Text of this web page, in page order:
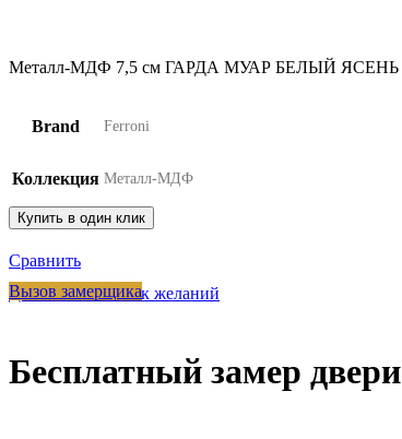
Металл-МДФ 7,5 см ГАРДА МУАР БЕЛЫЙ ЯСЕНЬ
Brand Ferroni
Коллекция Металл-МДФ
Купить в один клик
Сравнить
Добавить в список желаний
Вызов замерщика
Бесплатный замер двери